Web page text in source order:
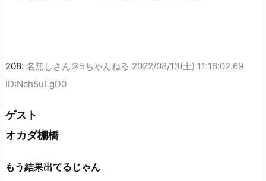
208: 名無しさん＠5ちゃんねる 2022/08/13(土) 11:16:02.69
ID:Nch5uEgD0
ゲスト
オカダ棚橋
もう結果出てるじゃん